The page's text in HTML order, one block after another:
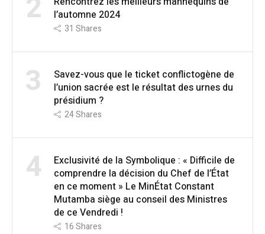
2
l’automne 2024
31 Shares
3
Savez-vous que le ticket conflictogène de
l’union sacrée est le résultat des urnes du
présidium ?
24Shares
4
Exclusivité de la Symbolique : « Difficile de
comprendre la décision du Chef de l’État
en ce moment » Le MinÉtat Constant
Mutamba siège au conseil des Ministres
de ce Vendredi !
16Shares